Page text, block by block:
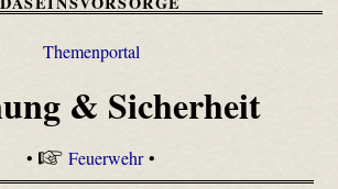
Themenportal
& Sicherheit
• Feuerwehr•